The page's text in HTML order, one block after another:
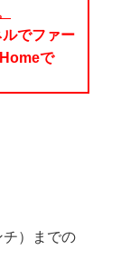
でファー
で
）までの